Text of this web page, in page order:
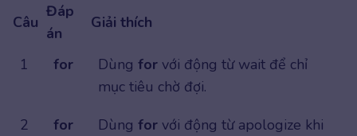
Câu
Đáp
án
Giải thích
1 for Dùng for với động từ wait để chỉ
mục tiêu chờ đợi.
2
for Dùng for với động từ apologize khi